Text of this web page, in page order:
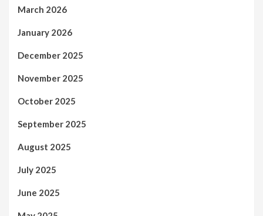
March 2026
January 2026
December 2025
November 2025
October 2025
September 2025
August 2025
July 2025
June 2025